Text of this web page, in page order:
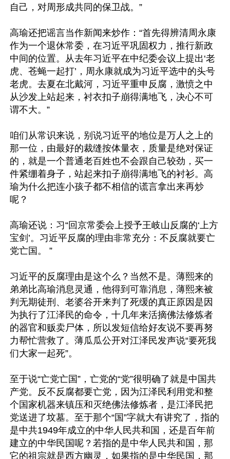
自己，对周形成共同的保卫战。”
高瑜还把谣言当作新闻来炒作：“首先得辨清周永康
作为一个退休常委，在习近平巩固权力，推行新政
中间的位置。从去年习近平在中纪委会议上提出‘老
虎、苍蝇一起打’，周永康就成为习近平选中的头号
老虎。去夏在北戴河，习近平重申反腐，激愤之中
从沙发上站起来，衬衣扣子崩得满地飞，决心不可
谓不大。”
咱们从常识来说，别说习近平的地位是万人之上的
那一位，由最好的裁缝按体量衣，质量是绝对保证
的，就是一个普通老百姓也不会跟自己较劲，买一
件紧绷着身子，站起来扣子崩得满地飞的衬衫。高
瑜为什么把连小孩子都不相信的谎言拿出来再炒
呢？
高瑜还说：习“回京常委会上授予王岐山反腐的‘上方
宝剑’。习近平反腐的理由非常充分：不反腐就要亡
党亡国。 ”
习近平的反腐理由是这个么？当然不是。薄熙来的
弟弟比高瑜消息灵通，他得到可靠消息，薄熙来被
判无期徒刑、老婆谷开来判了死缓的真正原因是因
为执行了江泽民的命令，十几年来活摘佛法修炼者
的器官和贩卖尸体，所以发短信给好友说不要再努
力帮忙营救了。薄瓜瓜公开对江泽民发声说“要死我
们大家一起死”。
至于说“亡党亡国”，亡党的“党”很明确了就是中国共
产党。反不反腐都要亡党，因为江泽民利用党和整
个国家机器来镇压和灭绝佛法修炼者，是江泽民把
党送进了坟墓。至于那个“国”字就大有讲究了，指的
是中共1949年成立的中华人民共和国，还是百年前
建立的中华民国呢？若指的是中华人民共和国，那
它的祖宗就是西方幽灵，如果指的是中华民国，那